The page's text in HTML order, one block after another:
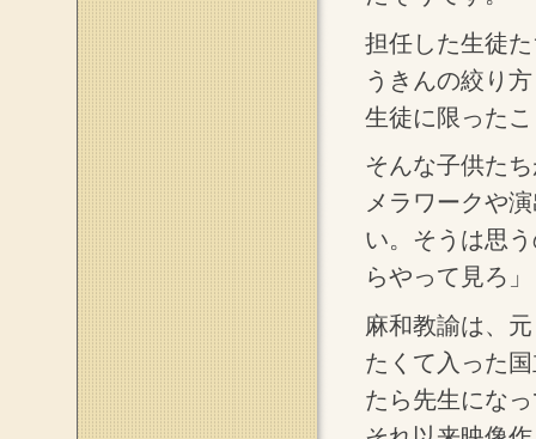
担任した生徒
うきんの絞り
生徒に限った
そんな子供た
メラワークや
い。そうは思
らやって見ろ
麻和教諭は、
たくて入った
たら先生にな